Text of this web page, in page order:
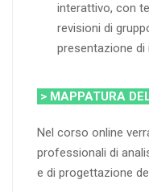
interattivo, con
revisioni di
presentazione
> MAPPATURA
Nel corso online
professionali di
e di progettazione